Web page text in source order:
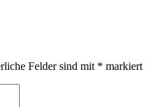
Felder sind mit * markiert